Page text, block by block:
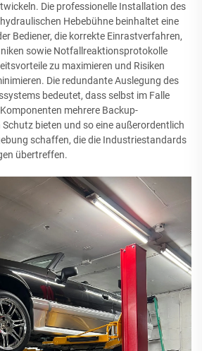
Die professionelle Installation des
Hebebühne beinhaltet eine
Bediener, die korrekte Einrastverfahren,
sowie Notfallreaktionsprotokolle
zu maximieren und Risiken
Die redundante Auslegung des
bedeutet, dass selbst im Falle
mehrere Backup-
bieten und so eine außerordentlich
schaffen, die die Industriestandards
übertreffen.